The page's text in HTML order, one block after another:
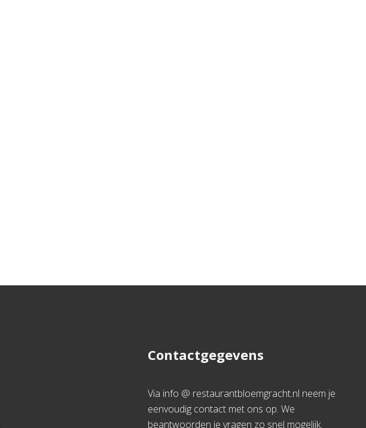
Contactgegevens
Via info @ restaurantbloemgracht.nl neem je
eenvoudig contact met ons op. We
beantwoorden je vragen zo snel mogelijk.